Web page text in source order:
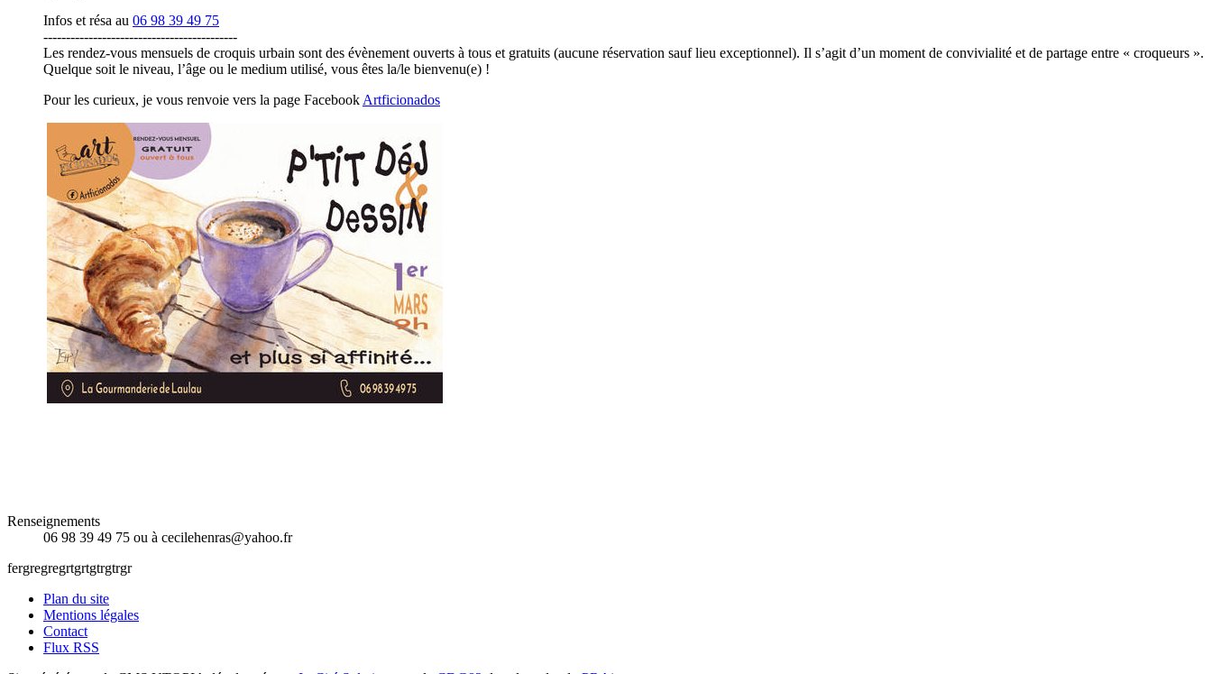
Infos et résa au 06 98 39 49 75
-------------------------------------------
Les rendez-vous mensuels de croquis urbain sont des évènement ouverts à tous et gratuits (aucune réservation sauf lieu exceptionnel). Il s’agit d’un moment de convivialité et de partage entre « croqueurs ».
Quelque soit le niveau, l’âge ou le medium utilisé, vous êtes la/le bienvenu(e) !
Pour les curieux, je vous renvoie vers la page Facebook Artficionados
Renseignements
06 98 39 49 75 ou à cecilehenras@yahoo.fr
fergregregrtgrtgtrgtrgr
Plan du site
Mentions légales
Contact
Flux RSS